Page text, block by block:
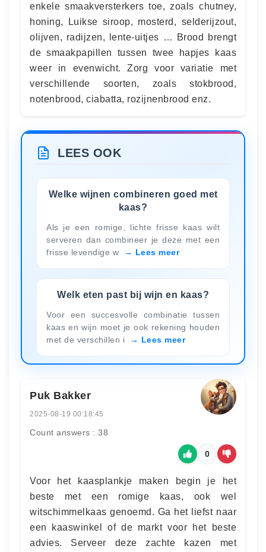
enkele smaakversterkers toe, zoals chutney,
honing, Luikse siroop, mosterd, selderijzout,
olijven, radijzen, lente-uitjes … Brood brengt
de smaakpapillen tussen twee hapjes kaas
weer in evenwicht. Zorg voor variatie met
verschillende soorten, zoals stokbrood,
notenbrood, ciabatta, rozijnenbrood enz.
LEES OOK
Welke wijnen combineren goed met
kaas?
Als je een romige, lichte frisse kaas wilt
serveren dan combineer je deze met een
frisse levendige w
Lees meer
Welk eten past bij wijn en kaas?
Voor een succesvolle combinatie tussen
kaas en wijn moet je ook rekening houden
met de verschillen i
Lees meer
Puk Bakker
2025-08-19 00:18:45
Count answers : 38
0
Voor het kaasplankje maken begin je het
beste met een romige kaas, ook wel
witschimmelkaas genoemd. Ga het liefst naar
een kaaswinkel of de markt voor het beste
advies. Serveer deze zachte kazen met